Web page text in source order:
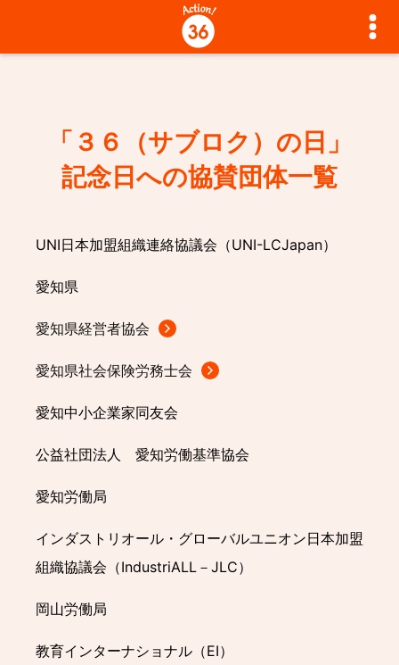
Action!36とは
資料・ツール
動画・記事等
「３６（サブロク）の日」
記念日への協賛団体一覧
UNI日本加盟組織連絡協議会（UNI-LCJapan）
愛知県
愛知県経営者協会
愛知県社会保険労務士会
愛知中小企業家同友会
公益社団法人 愛知労働基準協会
愛知労働局
インダストリオール・グローバルユニオン日本加盟
組織協議会（IndustriALL－JLC）
岡山労働局
教育インターナショナル（EI）